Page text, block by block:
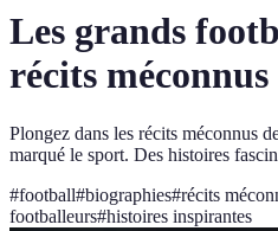
Les grands
récits méconnus
Plongez dans les récits méconnus
marqué le sport. Des histoires
#football#biographies#récits
footballeurs#histoires inspirantes